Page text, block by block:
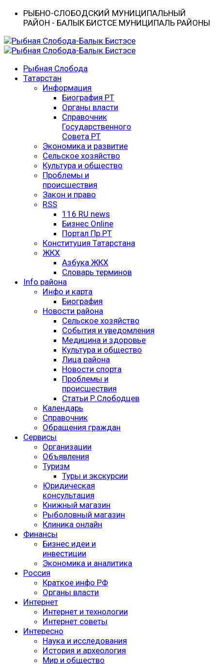
РЫБНО-CЛОБОДСКИЙ МУНИЦИПАЛЬНЫЙ
РАЙОН - БАЛЫК БИСТӘСЕ МУНИЦИПАЛЬ РАЙОНЫ
Рыбная Слобода
Татарстан
Информация
Биография РТ
Органы власти
Справочник
Государственного
Совета РТ
Экономика и развитие
Сельское хозяйство
Культура и общество
Проблемы и
происшествия
Закон и право
RSS
116 RU news
Бизнес Online
Портал Пр.РТ
Конституция Татарстана
ЖКХ
Азбука ЖКХ
Словарь терминов
Info района
Инфо и карта
Биография
Новости района
Сельское хозяйство
События и уведомления
Медицина и здоровье
Культура и общество
Лица района
Новости спорта
Проблемы и
происшествия
Статьи Р.Слободцев
Календарь
Справочник
Обращения граждан
Сервисы
Организации
Объявления
Туризм
Туры и экскурсии
Юридическая
консультация
Книжный магазин
Рыболовный магазин
Клиника онлайн
Финансы
Бизнес идеи и
инвестиции
Экономика и аналитика
Россия
Краткое инфо РФ
Органы власти
Интернет
Интернет и технологии
Интернет советы
Интересно
Наука и исследования
История и археология
Мир и общество